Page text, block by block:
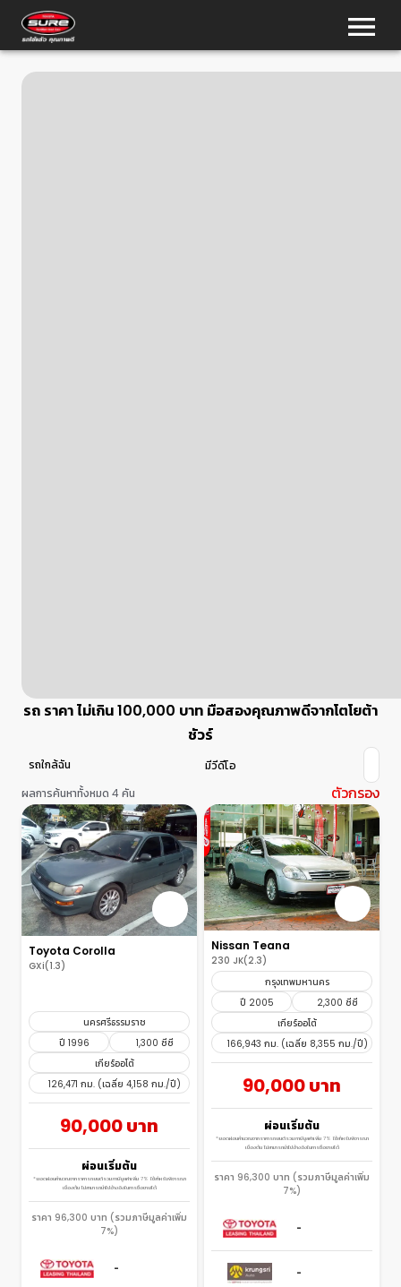
รถ ราคา ไม่เกิน 100,000 บาท มือสองคุณภาพดีจากโตโยต้า
ชัวร์
รถใกล้ฉัน
มีวีดีโอ
ผลการค้นหาทั้งหมด 4 คัน
ตัวกรอง
Toyota Corolla
GXi(1.3)
นครศรีธรรมราช
ปี 1996
1,300 ซีซี
เกียร์ออโต้
126,471 กม. (เฉลี่ย 4,158 กม./ปี)
90,000 บาท
ผ่อนเริ่มต้น
*ยอดผ่อนคำนวณจากราคารถยนต์รวมภาษีมูลค่าเพิ่ม 7% ใช้สำหรับพิจารณา
เบื้องต้น ไม่สามารถนำไปอ้างอิงในการซื้อขายได้
ราคา 96,300 บาท (รวมภาษีมูลค่าเพิ่ม
7%)
-
Nissan Teana
230 JK(2.3)
กรุงเทพมหานคร
ปี 2005
2,300 ซีซี
เกียร์ออโต้
166,943 กม. (เฉลี่ย 8,355 กม./ปี)
90,000 บาท
ผ่อนเริ่มต้น
*ยอดผ่อนคำนวณจากราคารถยนต์รวมภาษีมูลค่าเพิ่ม 7% ใช้สำหรับพิจารณา
เบื้องต้น ไม่สามารถนำไปอ้างอิงในการซื้อขายได้
ราคา 96,300 บาท (รวมภาษีมูลค่าเพิ่ม
7%)
-
-